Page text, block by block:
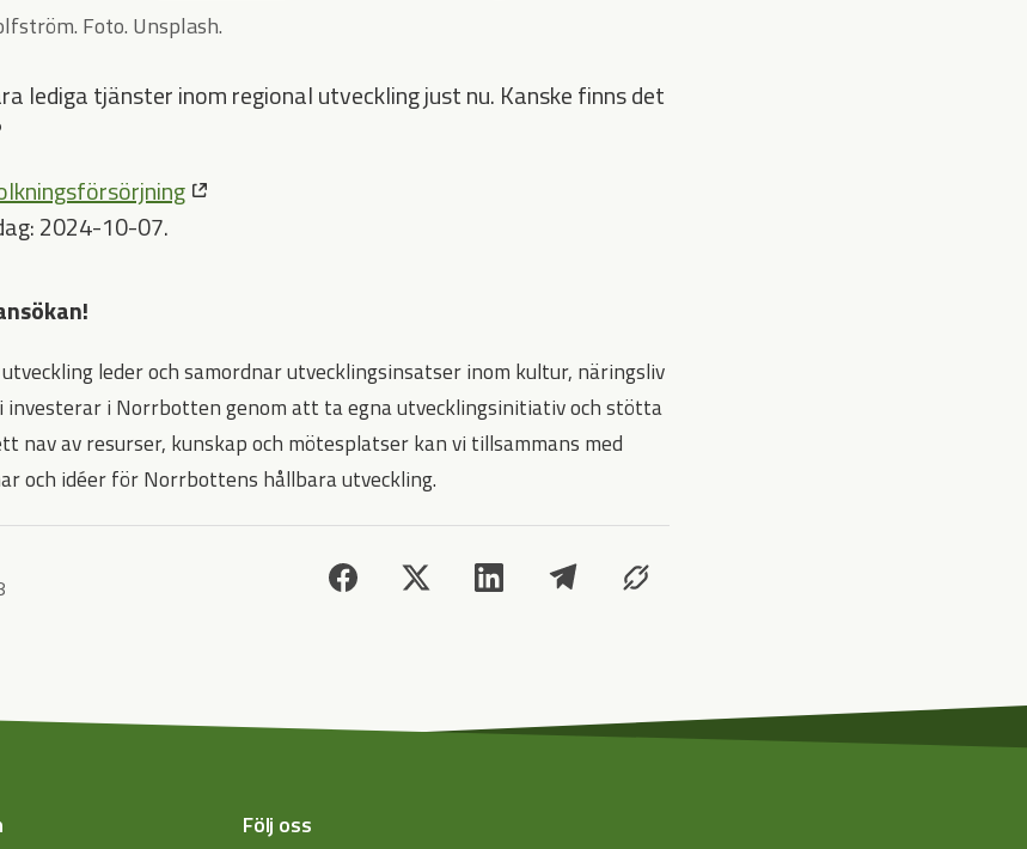
Foto. Unsplash.
lediga tjänster inom regional utveckling just nu. Kanske finns det
2024-10-07.
leder och samordnar utvecklingsinsatser inom kultur, näringsliv
investerar i Norrbotten genom att ta egna utvecklingsinitiativ och stötta
nav av resurser, kunskap och mötesplatser kan vi tillsammans med
och idéer för Norrbottens hållbara utveckling.
Följ oss